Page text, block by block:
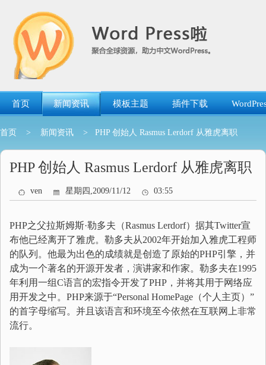
首页 新闻资讯 模板主题 插件下载
首页 > 新闻资讯 > PHP 创始人 Rasmus Lerdorf 从雅虎离职
PHP 创始人 Rasmus Lerdorf 从雅虎离职
ven 星期四,2009/11/12 03:55
PHP之父拉斯姆斯·勒多夫（Rasmus Lerdorf）据其Twitter宣
布他已经离开了雅虎。勒多夫从2002年开始加入雅虎工程师
的队列。他最为出色的成绩就是创造了原始的PHP引擎，并
成为一个著名的开源开发者，演讲家和作家。勒多夫在1995
年利用一组C语言的宏指令开发了PHP，并将其用于网络应
用开发之中。PHP来源于“Personal HomePage（个人主页）”
的首字母缩写。并且该语言和环境至今依然在互联网上非常
流行。